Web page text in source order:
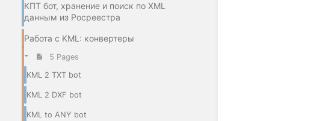
КПТ бот, хранение и поиск по XML
данным из Росреестра
Работа с KML: конвертеры
5 Pages
KML 2 TXT bot
KML 2 DXF bot
KML to ANY bot